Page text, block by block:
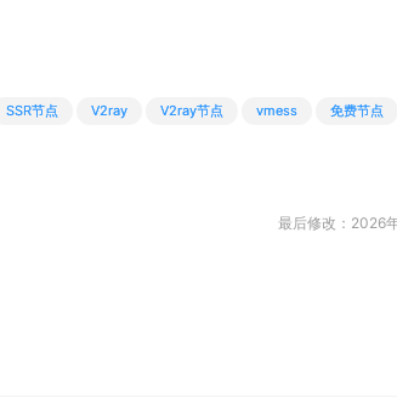
SSR节点 V2ray V2ray节点 vmess
免费节点
最后修改：2026